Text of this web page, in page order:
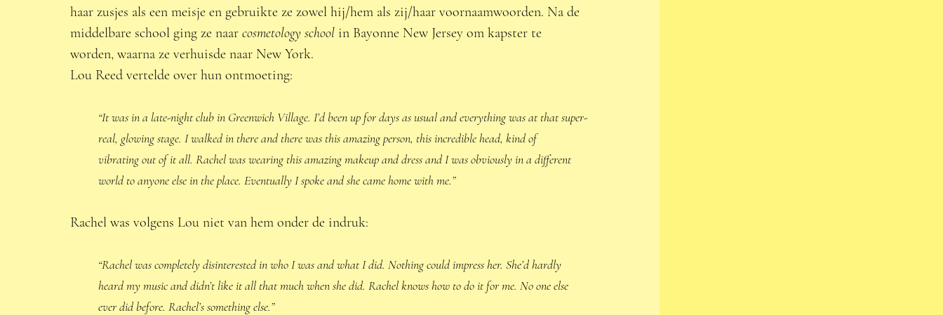
haar zusjes als een meisje en gebruikte ze zowel hij/hem als zij/haar voornaamwoorden. Na de
middelbare school ging ze naar cosmetology school in Bayonne New Jersey om kapster te
worden, waarna ze verhuisde naar New York.
Lou Reed vertelde over hun ontmoeting:
“It was in a late-night club in Greenwich Village. I’d been up for days as usual and everything was at that super-
real, glowing stage. I walked in there and there was this amazing person, this incredible head, kind of
vibrating out of it all. Rachel was wearing this amazing makeup and dress and I was obviously in a different
world to anyone else in the place. Eventually I spoke and she came home with me.”
Rachel was volgens Lou niet van hem onder de indruk:
“Rachel was completely disinterested in who I was and what I did. Nothing could impress her. She’d hardly
heard my music and didn’t like it all that much when she did. Rachel knows how to do it for me. No one else
ever did before. Rachel’s something else.”